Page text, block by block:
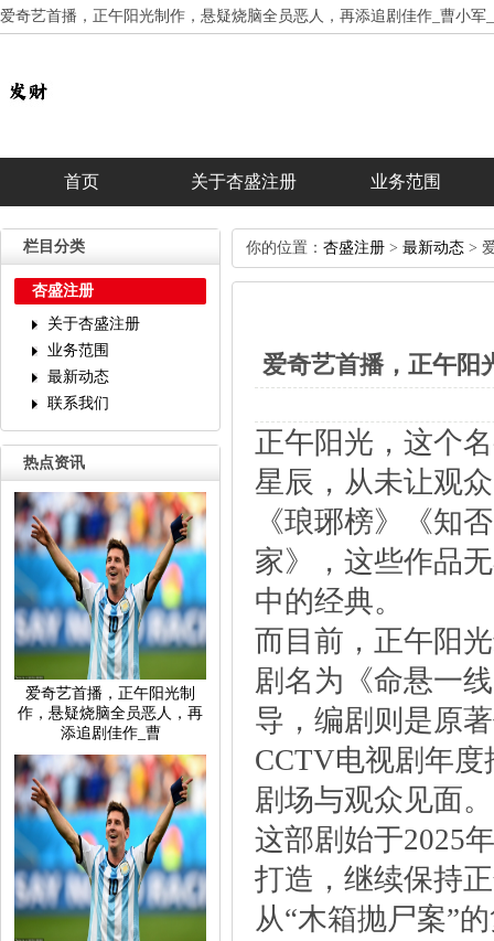
爱奇艺首播，正午阳光制作，悬疑烧脑全员恶人，再添追剧佳作_曹小军
首页 关于杏盛注册 业务范围
栏目分类
杏盛注册
关于杏盛注册
业务范围
最新动态
联系我们
热点资讯
爱奇艺首播，正午阳光制
作，悬疑烧脑全员恶人，再
添追剧佳作_曹
你的位置： 杏盛注册 > 最新动态 >
爱奇艺首播，正午阳
正午阳光，这个
星辰，从未让观
《琅琊榜》《知
家》，这些作品
中的经典。
而目前，正午阳
剧名为《命悬一
导，编剧则是原
CCTV电视剧年
剧场与观众见面。
这部剧始于2025
打造，继续保持
从“木箱抛尸案”